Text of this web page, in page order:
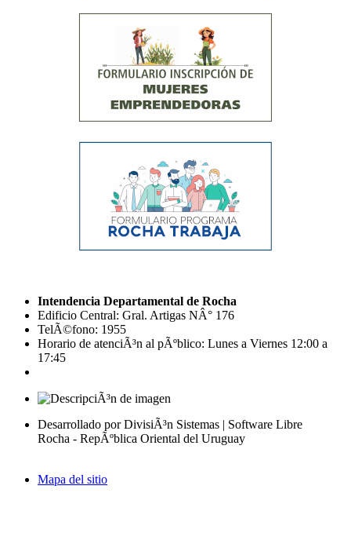
Intendencia Departamental de Rocha
Edificio Central: Gral. Artigas NÂ° 176
TelÃ©fono: 1955
Horario de atenciÃ³n al pÃºblico: Lunes a Viernes 12:00 a
17:45
Desarrollado por DivisiÃ³n Sistemas | Software Libre
Rocha - RepÃºblica Oriental del Uruguay
Mapa del sitio